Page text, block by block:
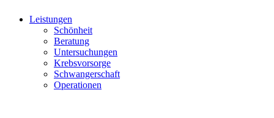
Leistungen
Schönheit
Beratung
Untersuchungen
Krebsvorsorge
Schwangerschaft
Operationen